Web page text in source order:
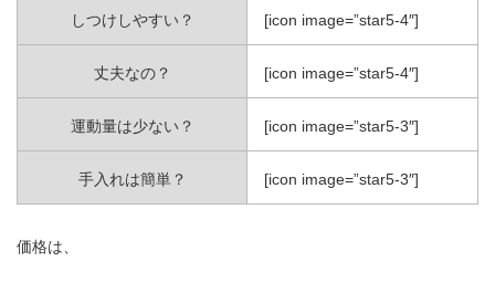
しつけしやすい？ [icon image=”star5-4″]
丈夫なの？ [icon image=”star5-4″]
運動量は少ない？ [icon image=”star5-3″]
手入れは簡単？ [icon image=”star5-3″]
価格は、